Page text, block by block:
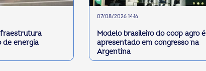
de energia
07/08/2026 14:16
Modelo brasileiro do coop agro é
apresentado em congresso na
Argentina